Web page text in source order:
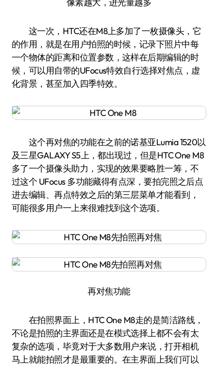
这一次，HTC还在M8上多加了一枚摄像头，它
的作用，就是在用户拍照的时候，记录下照片中每
一个物体的距离和位置参数，这样在后期编辑的时
候，可以用自带的UFocus特效自行选择对焦点，虚
化背景，甚至加入四季特效。
这个再对焦的功能在之前的诺基亚Lumia 1520以
及三星GALAXY S5上，都出现过，但是HTC One M8
多了一个摄像头助力，实现的效果要略胜一筹，不
过这个 UFocus 多功能藏得有点深，要拍完照之后点
进去编辑、再点特效之后的第三层菜单才能看到，
可能很多用户一上来很难找到这个选项。
再对焦功能
在拍照界面上，HTC One M8走的是简洁路线，
不论是拍照的主界面还是在模式选择上都不会有太
复杂的选项，毕竟对于大多数用户来说，打开相机
马上就能拍照才是最重要的。在主界面上我们可以